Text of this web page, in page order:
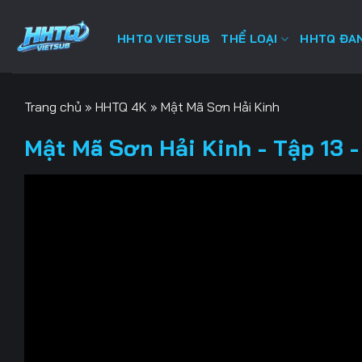
HHTQ VIETSUB THỂ LOẠI HHTQ
Trang chủ » HHTQ 4K » Mật Mã Sơn Hải Kinh
Mật Mã Sơn Hải Kinh - Tập 13